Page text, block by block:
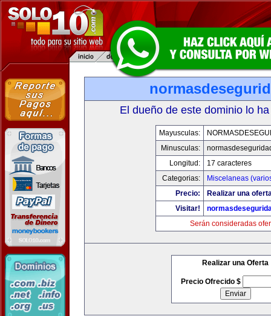
El dueño de este dominio lo
Mayusculas:
Minusculas:
Longitud:
17 caracteres
Categorias:
Miscelaneas
Precio:
Realizar una
Visitar!
Serán consideradas
Realizar una Oferta
Precio Ofrecido $